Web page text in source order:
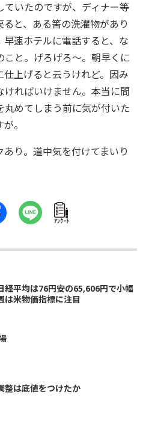
ていたのですが、ディナー等
と、ある筈の洗濯物があり
速ホテルに電話すると、な
と。げろげろ～。朝早くに
上げると云うけれど。因み
ればいけません。本当に間
めてしまう前に気が付いた
。
り。道中気を付けてまいり
ｱﾝｹｰﾄ
経平均は76円安の65,606円で小幅
米物価指標に注目
整は底値をつけたか